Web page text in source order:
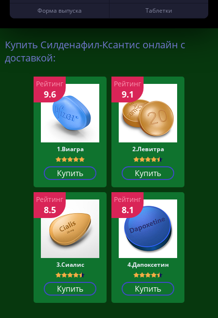
Форма выпуска
Таблетки
Купить Силденафил-Ксантис онлайн с
доставкой:
1.Виагра
Купить
Рейтинг
9.6
2.Левитра
Купить
Рейтинг
9.1
3.Сиалис
Купить
Рейтинг
8.5
4.Дапоксетин
Купить
Рейтинг
8.1